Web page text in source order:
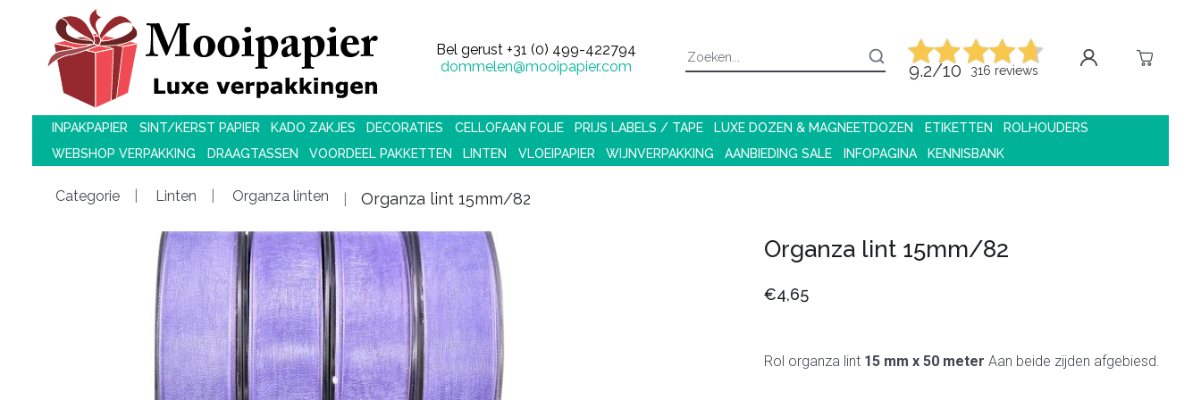
Bel gerust +31 (0) 499-422794
dommelen@mooipapier.com
9.2/10 316 reviews
INPAKPAPIER SINT/KERST PAPIER KADO ZAKJES DECORATIES CELLOFAAN FOLIE PRIJS LABELS / TAPE LUXE DOZEN & MAGNEETDOZEN ETIKETTEN
ROLHOUDERS
WEBSHOP VERPAKKING
DRAAGTASSEN VOORDEEL PAKKETTEN LINTEN VLOEIPAPIER WIJNVERPAKKING AANBIEDING SALE INFOPAGINA KENNISBANK
Categorie Linten Organza linten Organza lint 15mm/82
Organza lint 15mm/82
€4,65
Rol organza lint 15 mm x 50 meter Aan beide zijden afgebiesd.